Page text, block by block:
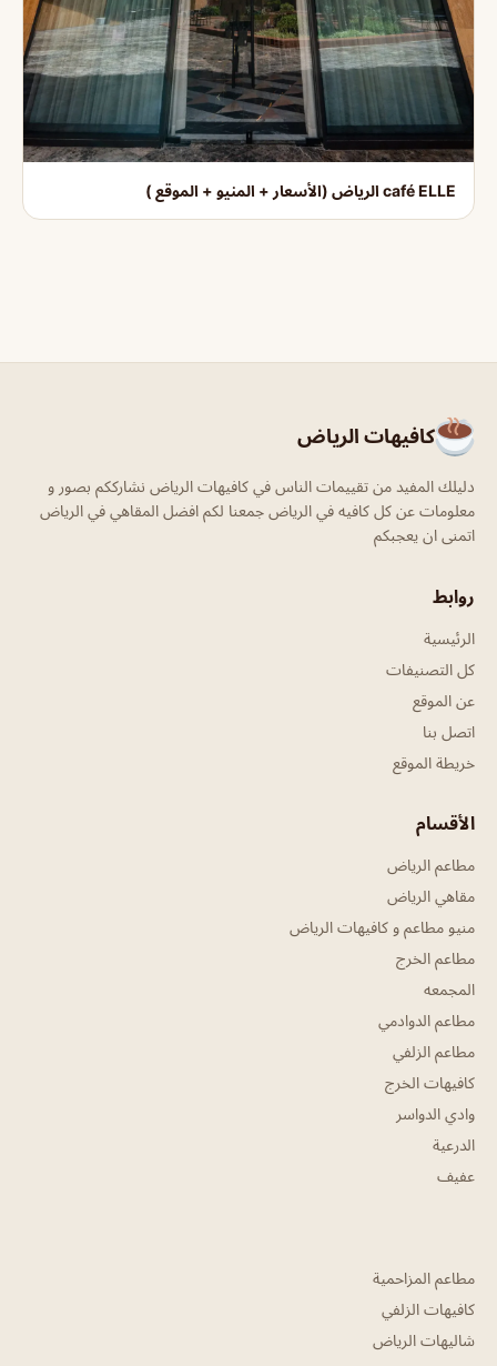
café ELLE الرياض (الأسعار + المنيو + الموقع )
كافيهات الرياض
دليلك المفيد من تقييمات الناس في كافيهات الرياض نشارككم بصور و
معلومات عن كل كافيه في الرياض جمعنا لكم افضل المقاهي في الرياض
اتمنى ان يعجبكم
روابط
الرئيسية
كل التصنيفات
عن الموقع
اتصل بنا
خريطة الموقع
الأقسام
مطاعم الرياض
مقاهي الرياض
منيو مطاعم و كافيهات الرياض
مطاعم الخرج
المجمعه
مطاعم الدوادمي
مطاعم الزلفي
كافيهات الخرج
وادي الدواسر
الدرعية
عفيف
مطاعم المزاحمية
كافيهات الزلفي
شاليهات الرياض